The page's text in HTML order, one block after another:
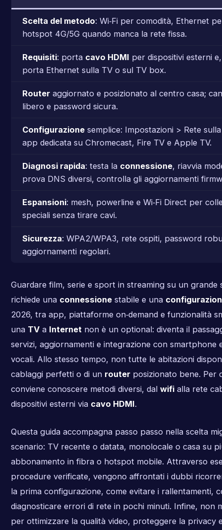
Scelta del metodo: Wi‑Fi per comodità, Ethernet
hotspot 4G/5G quando manca la rete fissa.
Requisiti: porta cavo HDMI per dispositivi esterni
porta Ethernet sulla TV o sul TV box.
Routeraggiornato e posizionato al centro casa;
libero e password sicura.
Configurazionesemplice: Impostazioni > Rete
app dedicata su Chromecast, Fire TV e Apple TV.
Diagnosi rapida: testa la connessione, riavvia
prova DNS diversi, controlla gli aggiornamenti
Espansioni: mesh, powerline e Wi‑Fi Direct per
speciali senza tirare cavi.
Sicurezza: WPA2/WPA3, rete ospiti, password
aggiornamenti regolari.
Guardare film, serie e sport in streaming su un grande
richiede una connessionestabile e una
2026, tra app, piattaforme on‑demand e funzionalità
una TVa Internetnon è un optional: diventa il
servizi, aggiornamenti e integrazione con smartphone
vocali. Allo stesso tempo, non tutte le abitazioni
cablaggi perfetti o di un routerposizionato bene. Per
conviene conoscere metodi diversi, dal wifialla rete
dispositivi esterni via cavo HDMI.
Questa guida accompagna passo passo nella scelta
scenario: TV recente o datata, monolocale o casa su
abbonamento in fibra o hotspot mobile. Attraverso
procedure verificate, vengono affrontati i dubbi
la prima configurazione, come evitare i rallentamenti,
diagnosticare errori di rete in pochi minuti. Infine, non
per ottimizzare la qualità video, proteggere la privacy